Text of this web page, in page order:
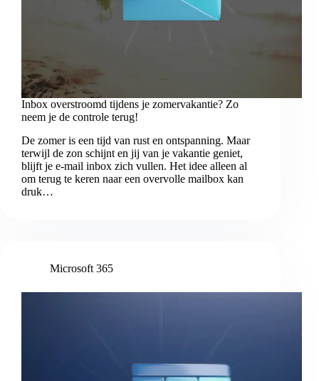
Inbox overstroomd tijdens je zomervakantie? Zo
neem je de controle terug!
De zomer is een tijd van rust en ontspanning. Maar
terwijl de zon schijnt en jij van je vakantie geniet,
blijft je e-mail inbox zich vullen. Het idee alleen al
om terug te keren naar een overvolle mailbox kan
druk…
Microsoft 365